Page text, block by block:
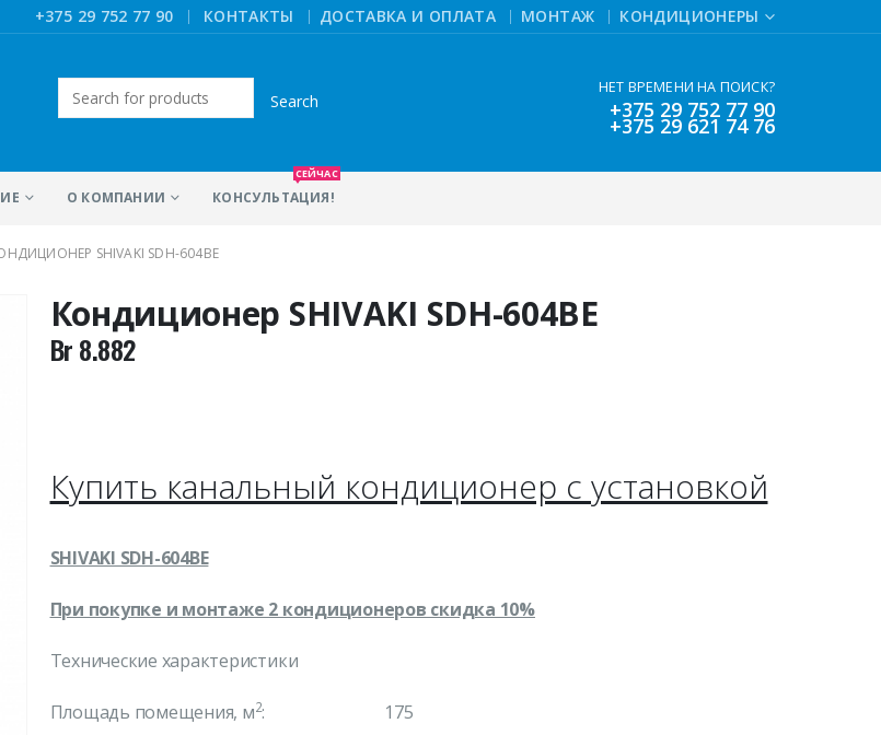
+375 29 752 77 90 | КОНТАКТЫ ДОСТАВКА И ОПЛАТА МОНТАЖ КОНДИЦИОНЕРЫ
Искать: НЕТ ВРЕМЕНИ НА ПОИСК?
+375 29 752 77 90
+375 29 621 74 76
О КОМПАНИИ КОНСУЛЬТАЦИЯ!
СЕЙЧАС
SHIVAKI SDH-604BE
Кондиционер SHIVAKI SDH-604BE
Br8.882
Купить канальный кондиционер с установкой
SHIVAKI SDH-604BE
При покупке и монтаже 2 кондиционеров скидка 10%
Технические характеристики
Площадь помещения, м2: 175